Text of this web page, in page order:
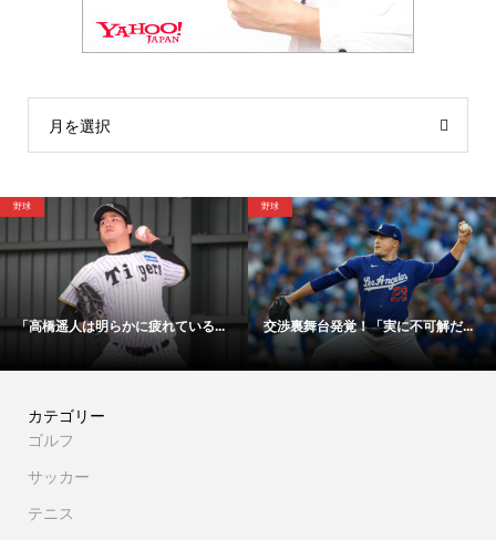
月を選択
いる... 交渉裏舞台発覚！「実に不可解だ...
サッカー
「48時間以内にサイン！」
カテゴリー
ゴルフ
サッカー
テニス